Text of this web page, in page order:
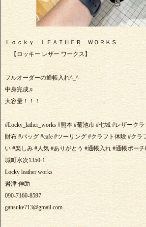
Ｌｏｃｋｙ ＬＥＡＴＨＥＲ ＷＯＲＫＳ
【ロッキー レザー ワークス】
フルオーダーの通帳入れ^_^
中身完成♬
大容量！！！
#Locky_lather_works #熊本 #菊池市 #七城 #レザーク
財布 #バッグ #cafe #ツーリング #クラフト体験 #クラ
い #楽しみ #人気 #ありがとう #通帳入れ #通帳ポー
城町水次1350-1
Locky leather works
岩津 伸助
090-7160-8597
gansuke713@gmail.com